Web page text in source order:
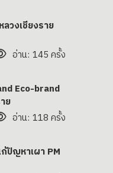
วงเชียงราย
อ่าน: 145 ครั้ง
Eco-brand
ย
อ่าน: 118 ครั้ง
ปัญหาเผา PM